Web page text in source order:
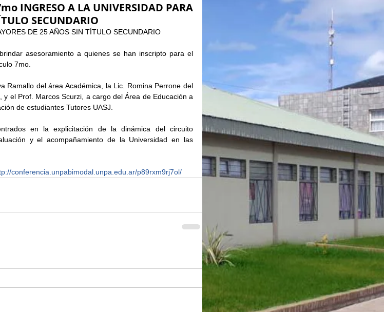
INGRESO A LA UNIVERSIDAD PARA
SECUNDARIO
DE 25 AÑOS SIN TÍTULO SECUNDARIO
asesoramiento a quienes se han inscripto para el
7mo.
Ramallo del área Académica, la Lic. Romina Perrone del
y el Prof. Marcos Scurzi, a cargo del Área de Educación a
de estudiantes Tutores UASJ.
en la explicitación de la dinámica del circuito
y el acompañamiento de la Universidad en las
conferencia.unpabimodal.unpa.edu.ar/p89rxm9rj7ol/